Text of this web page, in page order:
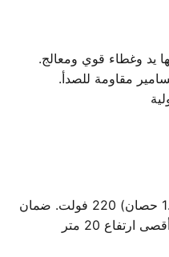
يد وغطاء قوي ومعالج.
مقاومة للصدأ.
طلمبة سوبر ستار 1.1 كيلوواط (1.5 حصان) 220 فولت. ضمان